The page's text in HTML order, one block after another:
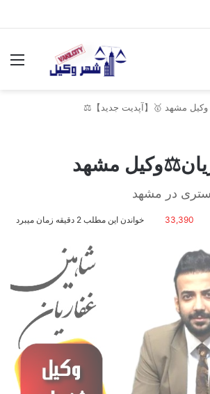
مشهد
در مشهد
33,390 خواندن این مطلب 2 دقیقه زمان میبرد